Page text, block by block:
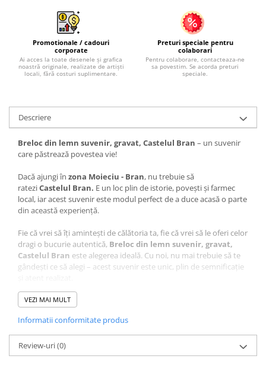
Promotionale / cadouri
corporate
Ai acces la toate desenele și grafica
noastră originale, realizate de artiști
locali, fără costuri suplimentare.
Preturi speciale pentru
colaborari
Pentru colaborare, contacteaza-ne
sa povestim. Se acorda preturi
speciale.
Descriere
Breloc din lemn suvenir, gravat, Castelul Bran – un suvenir
care păstrează povestea vie!
Dacă ajungi în zona Moieciu - Bran, nu trebuie să
rateziCastelul Bran. E un loc plin de istorie, povești și farmec
local, iar acest suvenir este modul perfect de a duce acasă o parte
din această experiență.
Fie că vrei să îți amintești de călătoria ta, fie că vrei să le oferi celor
dragi o bucurie autentică, Breloc din lemn suvenir, gravat,
Castelul Bran este alegerea ideală. Cu noi, nu mai trebuie să te
gândești ce să alegi – acest suvenir este unic, plin de semnificație
Ce face acest suvenir special?
Design autentic: Realizat cu măiestrie în atelierul Craftlaser
din Oradea, fiecare produs este lucrat cu grijă pentru a păstra
autenticitatea locului.
Artă personalizată: Desenul care stă la baza acestui suvenir
VEZI MAI MULT
Informatii conformitate produs
Review-uri(0)